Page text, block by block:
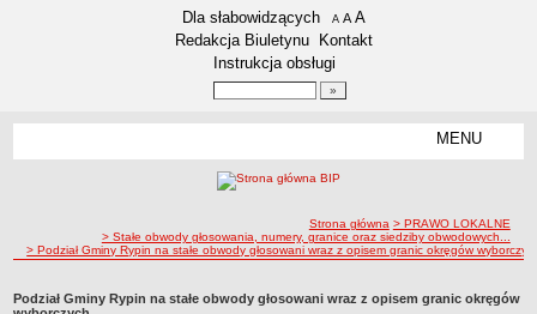
Menu dodatkowe
Dla słabowidzących A pomniejsz czcionkę
A standardowy rozmiar czcionki
A
Redakcja Biuletynu
Kontakt
Instrukcja obsługi
MENU
Lokalizacja
ścieżka nawigacji
Strona główna > PRAWO LOKALNE
> Stałe obwody głosowania, numery, granice oraz siedziby obwodowych...
> Podział Gminy Rypin na stałe obwody głosowani wraz z opisem granic okręgów
Podział Gminy Rypin na stałe obwody głosowani wraz z opisem granic okręgów